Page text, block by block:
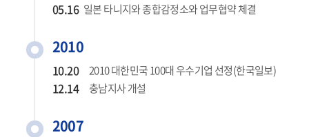
05.16 일본 타니지와 종합감정소와 업무협약 체결
2010
10.20 2010 대한민국 100대 우수기업 선정(한국일보)
12.14 충남지사 개설
2007